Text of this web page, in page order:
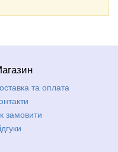
та оплата
замовити